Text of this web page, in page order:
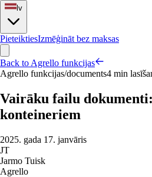
lv
PieteiktiesIzmēģināt bez maksas
Back to Agrello funkcijas
Agrello funkcijas/documents4 min
Vairāku failu
konteineriem
2025. gada 17. janvāris
JT
Jarmo Tuisk
Agrello